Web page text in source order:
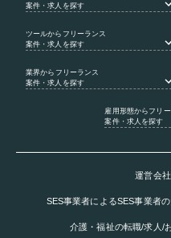
案件・求人を探す
ツールからフリーランス
案件・求人を探す
業界からフリーランス
案件・求人を探す
雇用形態からフリ
案件・求人を探す
運営会
SES事業者によるSES事業者
介護・福祉の転職/求人/